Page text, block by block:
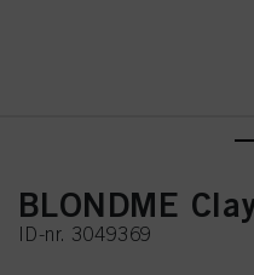
BLONDME
ID-nr. 3049369